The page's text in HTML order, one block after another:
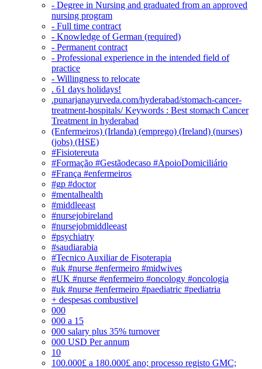
- Degree in Nursing and graduated from an approved
nursing program
- Full time contract
- Knowledge of German (required)
- Permanent contract
- Professional experience in the intended field of
practice
- Willingness to relocate
. 61 days holidays!
.punarjanayurveda.com/hyderabad/stomach-cancer-
treatment-hospitals/ Keywords : Best stomach Cancer
Treatment in hyderabad
(Enfermeiros) (Irlanda) (emprego) (Ireland) (nurses)
(jobs) (HSE)
#Fisiotereuta
#Formação #Gestãodecaso #ApoioDomiciliário
#França #enfermeiros
#gp #doctor
#mentalhealth
#middleeast
#nursejobireland
#nursejobmiddleeast
#psychiatry
#saudiarabia
#Tecnico Auxiliar de Fisoterapia
#uk #nurse #enfermeiro #midwives
#UK #nurse #enfermeiro #oncology #oncologia
#uk #nurse #enfermeiro #paediatric #pediatria
+ despesas combustivel
000
000 a 15
000 salary plus 35% turnover
000 USD Per annum
10
100.000£ a 180.000£ ano; processo registo GMC;